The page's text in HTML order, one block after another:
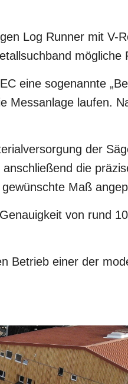
Log Runner mit V-
mögliche
eine sogenannte
Messanlage laufen.
der
die
Maß
von rund
Betrieb einer der